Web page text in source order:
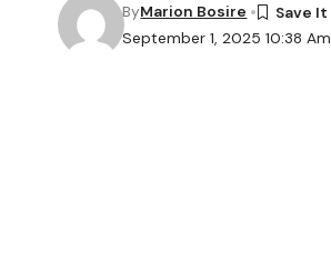
September 1, 2025 10:38 Am
ByMarion Bosire